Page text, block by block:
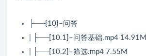
├──{10}–问答
| ├──[10.1]–问答基础.mp4 14.91M
| ├──[10.2]–筛选.mp4 7.55M